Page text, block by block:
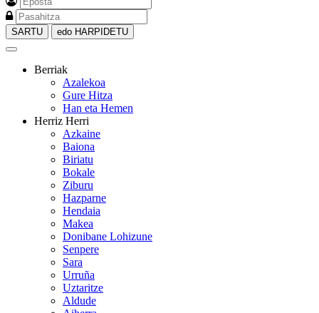
SARTU edo HARPIDETU
Berriak
Azalekoa
Gure Hitza
Han eta Hemen
Herriz Herri
Azkaine
Baiona
Biriatu
Bokale
Ziburu
Hazparne
Hendaia
Makea
Donibane Lohizune
Senpere
Sara
Urruña
Uztaritze
Aldude